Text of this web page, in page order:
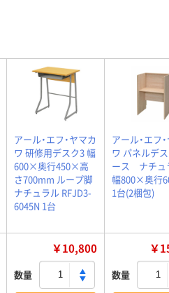
アール・エフ・ヤマカ
ワ 研修用デスク3 幅
600×奥行450×高
さ700mm ループ脚
ナチュラル RFJD3-
6045N 1台
アール・エフ
ワ パネルデ
ース ナチュ
幅800×奥行
1台(2梱包)
￥10,800
数量
￥
数量